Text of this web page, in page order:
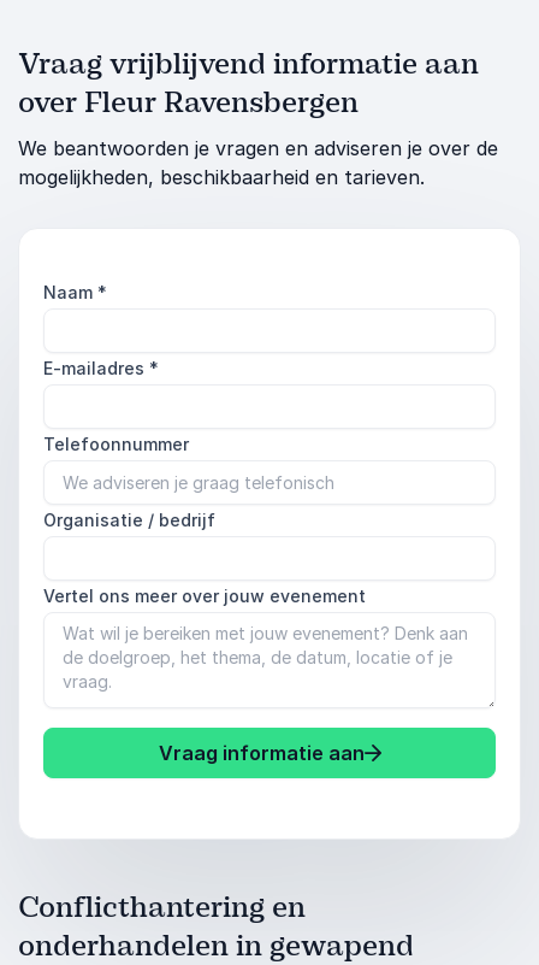
Vraag vrijblijvend informatie aan
over Fleur Ravensbergen
We beantwoorden je vragen en adviseren je over de
mogelijkheden, beschikbaarheid en tarieven.
Naam *
E-mailadres *
Telefoonnummer
Organisatie / bedrijf
Vertel ons meer over jouw evenement
Vraag informatie aan
Conflicthantering en
onderhandelen in gewapend